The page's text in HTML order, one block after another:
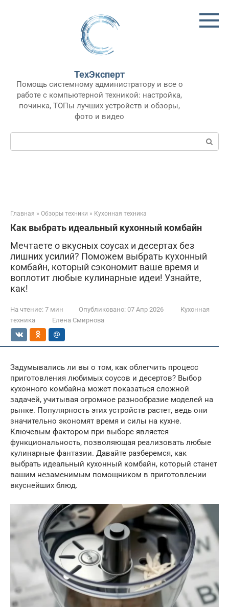
ТехЭксперт
Помощь системному администратору и все о
работе с компьютерной техникой: настройка,
починка, ТОПы лучших устройств и обзоры,
фото и видео
Поиск:
Главная » Обзоры техники » Кухонная техника
Как выбрать идеальный кухонный комбайн
Мечтаете о вкусных соусах и десертах без
лишних усилий? Поможем выбрать кухонный
комбайн, который сэкономит ваше время и
воплотит любые кулинарные идеи! Узнайте,
как!
На чтение: 7 мин Опубликовано: 07 Апр 2026
Кухонная
техника
Елена Смирнова
Задумывались ли вы о том, как облегчить процесс
приготовления любимых соусов и десертов? Выбор
кухонного комбайна может показаться сложной
задачей, учитывая огромное разнообразие моделей на
рынке. Популярность этих устройств растет, ведь они
значительно экономят время и силы на кухне.
Ключевым фактором при выборе является
функциональность, позволяющая реализовать любые
кулинарные фантазии. Давайте разберемся, как
выбрать идеальный кухонный комбайн, который станет
вашим незаменимым помощником в приготовлении
вкуснейших блюд.